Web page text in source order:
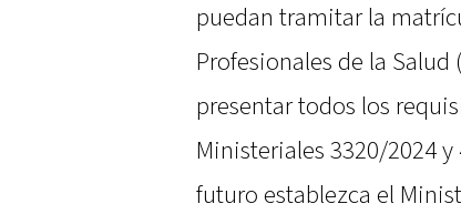
puedan tramitar la
Profesionales de la Salud
presentar todos los
Ministeriales 3320/2024
futuro establezca el